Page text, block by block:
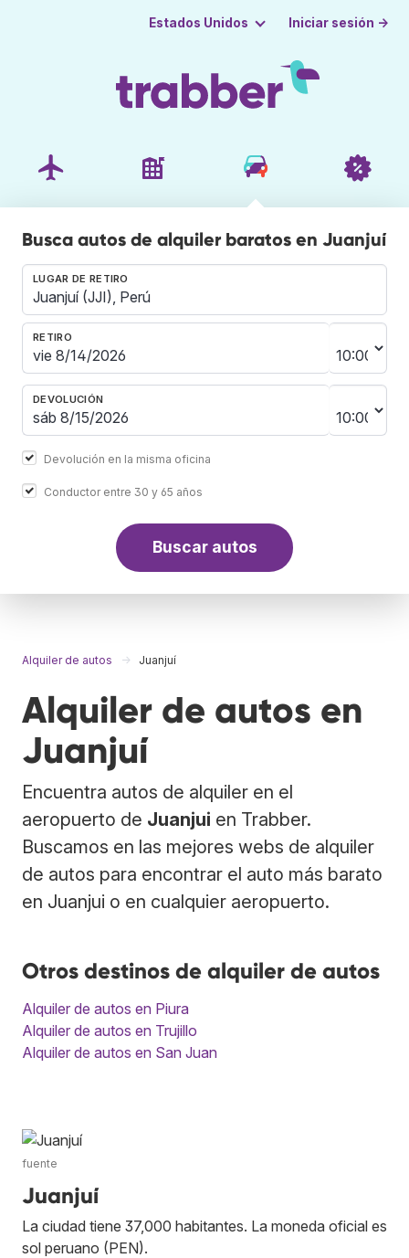
Estados Unidos Iniciar sesión →
Busca autos de alquiler baratos en Juanjuí
LUGAR DE RETIRO
RETIRO
DEVOLUCIÓN
Devolución en la misma oficina
Conductor entre 30 y 65 años
Buscar autos
Alquiler de autos Juanjuí
Alquiler de autos en
Juanjuí
Encuentra autos de alquiler en el
aeropuerto de Juanjui en Trabber.
Buscamos en las mejores webs de alquiler
de autos para encontrar el auto más barato
en Juanjui o en cualquier aeropuerto.
Otros destinos de alquiler de autos
Alquiler de autos en Piura
Alquiler de autos en Trujillo
Alquiler de autos en San Juan
fuente
Juanjuí
La ciudad tiene 37,000 habitantes. La moneda oficial es
sol peruano (PEN).